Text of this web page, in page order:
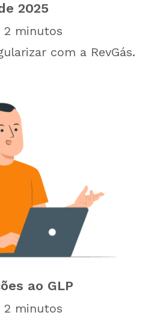
2025
2 minutos
com a RevGás.
ao GLP
2 minutos